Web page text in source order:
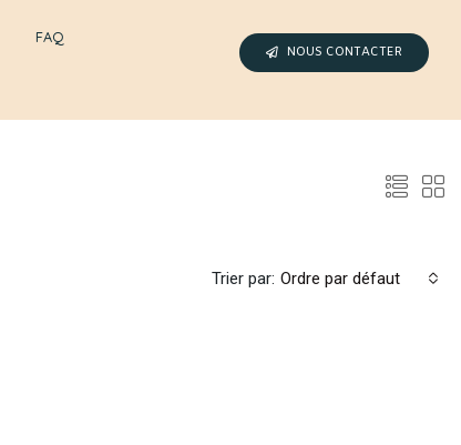
FAQ
NOUS CONTACTER
Trier par: Ordre par défaut